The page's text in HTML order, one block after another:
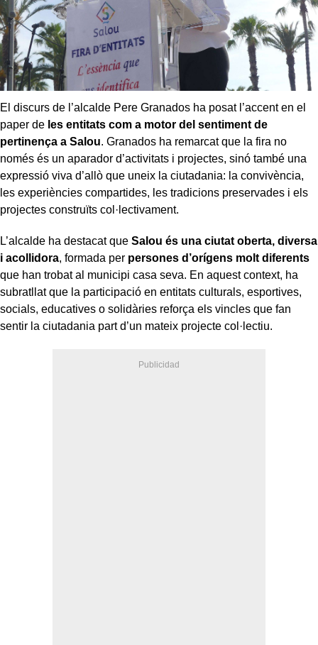
El discurs de l’alcalde Pere Granados ha posat l’accent en el
paper de les entitats com a motor del sentiment de
pertinença a Salou. Granados ha remarcat que la fira no
només és un aparador d’activitats i projectes, sinó també una
expressió viva d’allò que uneix la ciutadania: la convivència,
les experiències compartides, les tradicions preservades i els
projectes construïts col·lectivament.
L’alcalde ha destacat que Salou és una ciutat oberta, diversa
i acollidora, formada per persones d’orígens molt diferents
que han trobat al municipi casa seva. En aquest context, ha
subratllat que la participació en entitats culturals, esportives,
socials, educatives o solidàries reforça els vincles que fan
sentir la ciutadania part d’un mateix projecte col·lectiu.